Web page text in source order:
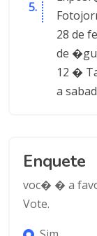
28 de
de
12 �
a
Enquete
voc� � a
Vote.